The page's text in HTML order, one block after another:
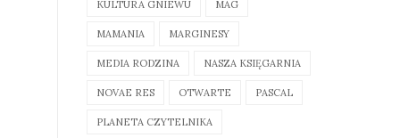
KULTURA GNIEWU MAG
MAMANIA MARGINESY
MEDIA RODZINA NASZA KSIĘGARNIA
NOVAE RES OTWARTE PASCAL
PLANETA CZYTELNIKA